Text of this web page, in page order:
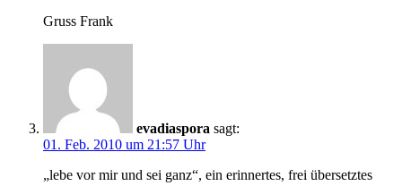
Gruss Frank
evadiaspora sagt:
01. Feb. 2010 um 21:57 Uhr
„lebe vor mir und sei ganz“, ein erinnertes, frei übersetztes